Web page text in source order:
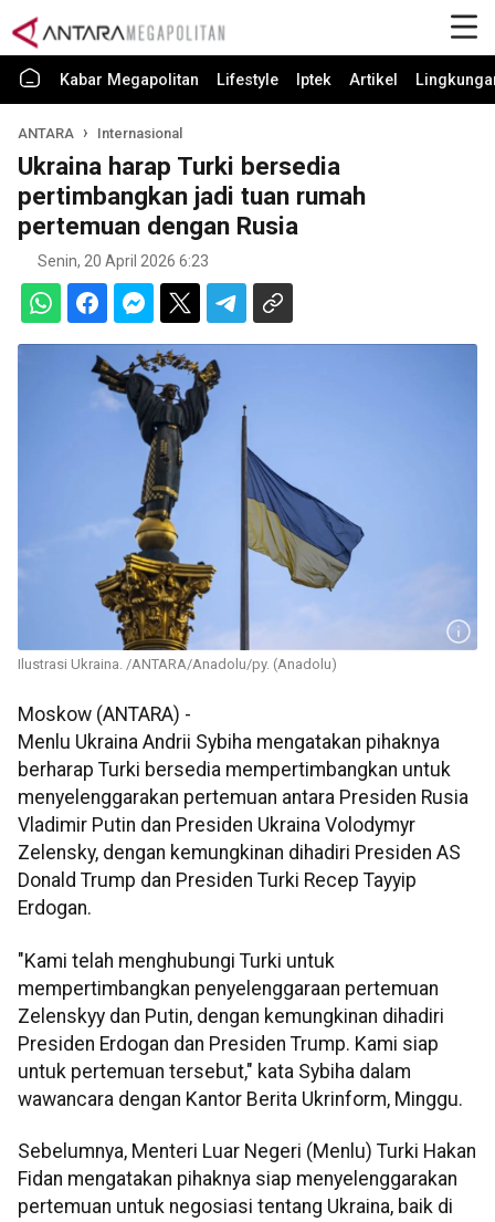
Kabar Megapolitan Lifestyle Iptek Artikel
ANTARA Internasional
Ukraina harap Turki bersedia
pertimbangkan jadi tuan rumah
pertemuan dengan Rusia
Senin, 20 April 2026 6:23
Ilustrasi Ukraina. /ANTARA/Anadolu/py. (Anadolu)
Moskow (ANTARA) -
Menlu Ukraina Andrii Sybiha mengatakan pihaknya
berharap Turki bersedia mempertimbangkan untuk
menyelenggarakan pertemuan antara Presiden Rusia
Vladimir Putin dan Presiden Ukraina Volodymyr
Zelensky, dengan kemungkinan dihadiri Presiden AS
Donald Trump dan Presiden Turki Recep Tayyip
Erdogan.
"Kami telah menghubungi Turki untuk
mempertimbangkan penyelenggaraan pertemuan
Zelenskyy dan Putin, dengan kemungkinan dihadiri
Presiden Erdogan dan Presiden Trump. Kami siap
untuk pertemuan tersebut," kata Sybiha dalam
wawancara dengan Kantor Berita Ukrinform, Minggu.
Sebelumnya, Menteri Luar Negeri (Menlu) Turki Hakan
Fidan mengatakan pihaknya siap menyelenggarakan
pertemuan untuk negosiasi tentang Ukraina, baik di